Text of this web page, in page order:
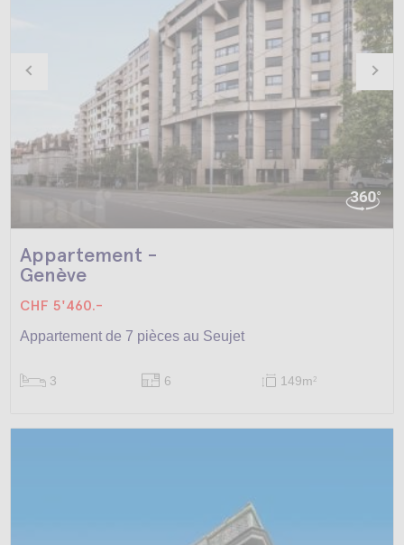
Appartement -
Genève
CHF 5'460.-
Appartement de 7 pièces au Seujet
3 6 149m2